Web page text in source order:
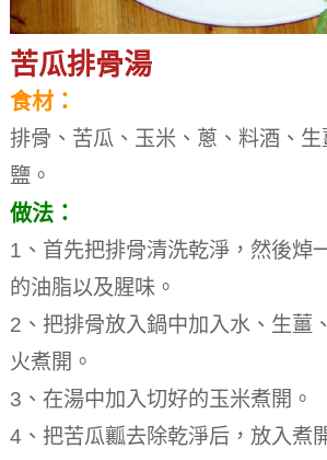
苦瓜排骨湯
食材：
排骨、苦瓜、玉米、蔥、料酒、
鹽。
做法：
1、首先把排骨清洗乾淨，然後焯
的油脂以及腥味。
2、把排骨放入鍋中加入水、生薑
火煮開。
3、在湯中加入切好的玉米煮開。
4、把苦瓜瓤去除乾淨后，放入煮